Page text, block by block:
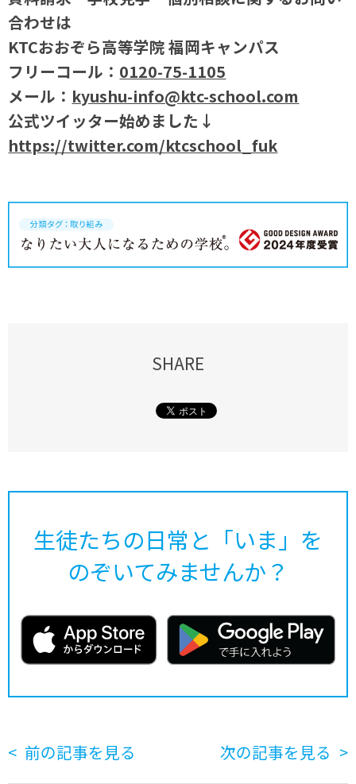
合わせは
KTCおおぞら高等学院 福岡キャンパス
フリーコール： 0120-75-1105
メール： kyushu-info@ktc-school.com
公式ツイッター始めました↓
https://twitter.com/ktcschool_fuk
SHARE
生徒たちの日常と「いま」を
のぞいてみませんか？
前の記事を見る 次の記事を見る